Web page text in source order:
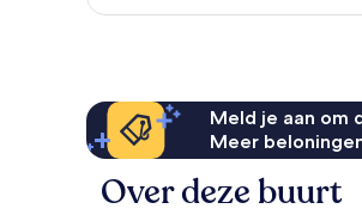
Meld je aan om
Meer
Over deze buurt